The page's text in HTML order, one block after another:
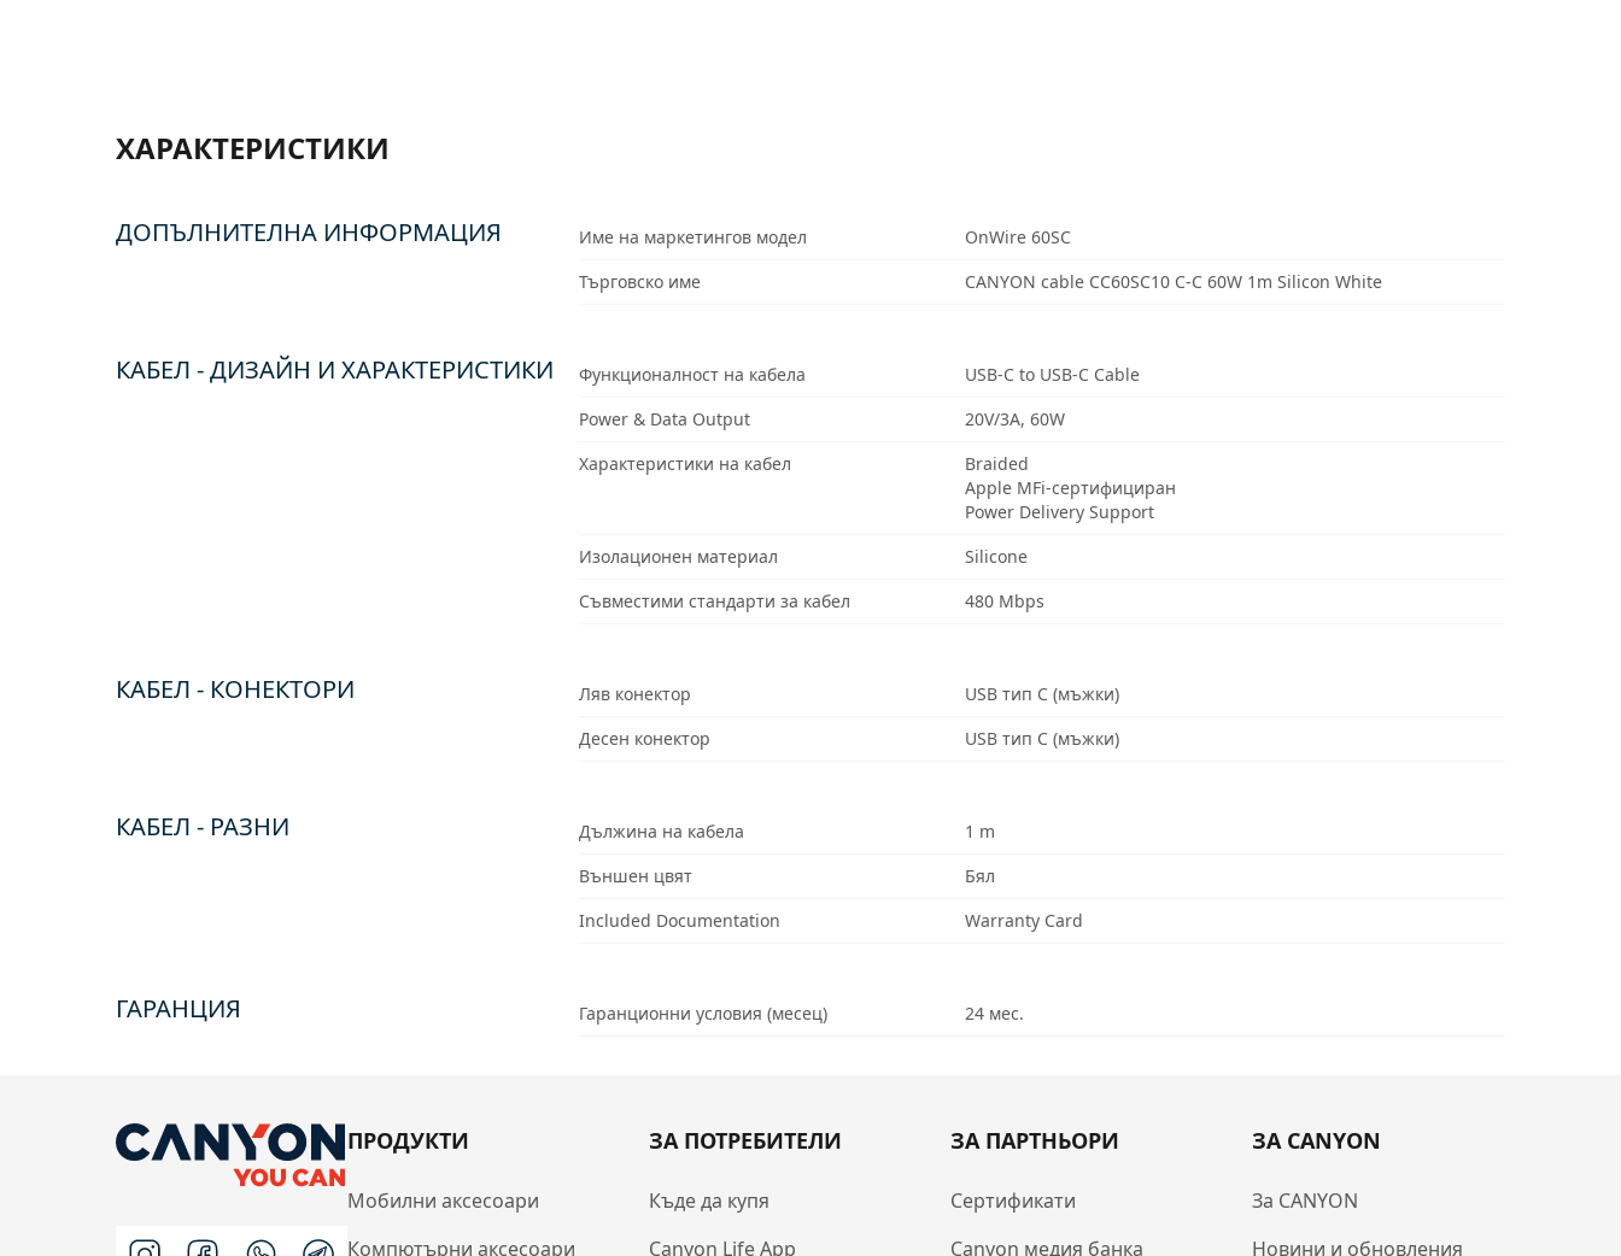
ХАРАКТЕРИСТИКИ
ДОПЪЛНИТЕЛНА ИНФОРМАЦИЯ Име на маркетингов модел
OnWire 60SC
Търговско име
CANYON cable CC60SC10 C-C 60W 1m Silicon White
КАБЕЛ - ДИЗАЙН И ХАРАКТЕРИСТИКИ Функционалност на кабела
USB-C to USB-C Cable
Power & Data Output
20V/3A, 60W
Характеристики на кабел
Braided
Apple MFi-сертифициран
Power Delivery Support
Изолационен материал
Silicone
Съвместими стандарти за кабел
480 Mbps
КАБЕЛ - КОНЕКТОРИ Ляв конектор
USB тип C (мъжки)
Десен конектор
USB тип C (мъжки)
КАБЕЛ - РАЗНИ Дължина на кабела
1 m
Външен цвят
Бял
Included Documentation
Warranty Card
ГАРАНЦИЯ Гаранционни условия (месец) 24 мес.
ПРОДУКТИ
Мобилни аксесоари
Компютърни аксесоари
ЗА ПОТРЕБИТЕЛИ
Къде да купя
Canyon Life App
ЗА ПАРТНЬОРИ
Сертификати
Canyon медия банка
ЗА CANYON
За CANYON
Новини и обновления